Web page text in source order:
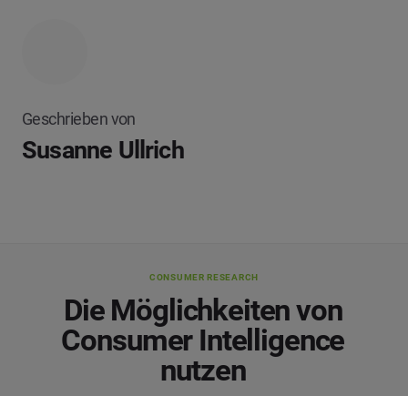
Geschrieben von
Susanne Ullrich
CONSUMER RESEARCH
Die Möglichkeiten von
Consumer Intelligence
nutzen